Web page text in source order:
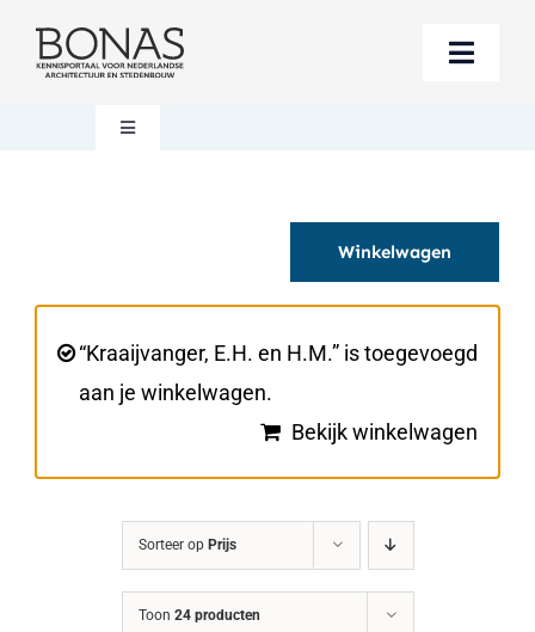
naar
Toggle
Berichten
Steun BONAS
Toggle
Winkelwagen
Winkelwagen
“Kraaijvanger, E.H. en H.M.” is toegevoegd
aan je winkelwagen.
Bekijk winkelwagen
Sorteer op Prijs
Toon 24 producten